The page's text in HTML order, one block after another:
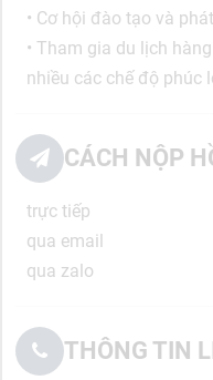
• Cơ hội đào tạo và
• Tham gia du lịch
nhiều các chế độ phúc
CÁCH NỘP
trực tiếp
qua email
qua zalo
THÔNG TIN